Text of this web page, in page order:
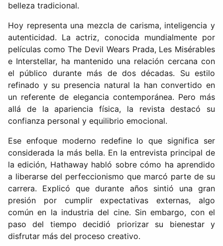
belleza tradicional.
Hoy representa una mezcla de carisma, inteligencia y
autenticidad. La actriz, conocida mundialmente por
películas como The Devil Wears Prada, Les Misérables
e Interstellar, ha mantenido una relación cercana con
el público durante más de dos décadas. Su estilo
refinado y su presencia natural la han convertido en
un referente de elegancia contemporánea. Pero más
allá de la apariencia física, la revista destacó su
confianza personal y equilibrio emocional.
Ese enfoque moderno redefine lo que significa ser
considerada la más bella. En la entrevista principal de
la edición, Hathaway habló sobre cómo ha aprendido
a liberarse del perfeccionismo que marcó parte de su
carrera. Explicó que durante años sintió una gran
presión por cumplir expectativas externas, algo
común en la industria del cine. Sin embargo, con el
paso del tiempo decidió priorizar su bienestar y
disfrutar más del proceso creativo.